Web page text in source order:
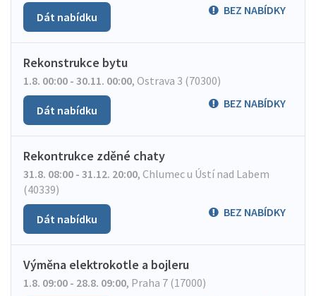
BEZ NABÍDKY
Dát nabídku
Rekonstrukce bytu
1.8. 00:00 - 30.11. 00:00, Ostrava 3 (70300)
BEZ NABÍDKY
Dát nabídku
Rekontrukce zděné chaty
31.8. 08:00 - 31.12. 20:00, Chlumec u Ústí nad Labem
(40339)
BEZ NABÍDKY
Dát nabídku
Výměna elektrokotle a bojleru
1.8. 09:00 - 28.8. 09:00, Praha 7 (17000)